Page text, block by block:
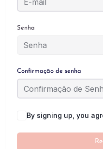
Senha
Confirmação de senha
By signing up, you